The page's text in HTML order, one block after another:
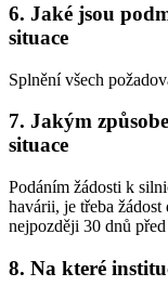
6. Jaké jsou
situace
Splnění všech
7. Jakým
situace
Podáním žádosti k
havárii, je třeba
nejpozději 30 dnů
8. Na které